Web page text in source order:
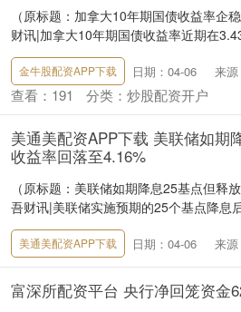
（原标题：加拿大10年期国债收益率
财讯|加拿大10年期国债收益率近期在
金牛股配资APP下载 日期：04-06 来
查看： 191 分类： 炒股配资开户
美通美配资APP下载 美联储如期
收益率回落至4.16%
（原标题：美联储如期降息25基点但释
吾财讯|美联储实施预期的25个基点降息
美通美配资APP下载 日期：04-06 来
富深所配资平台 央行净回笼资金